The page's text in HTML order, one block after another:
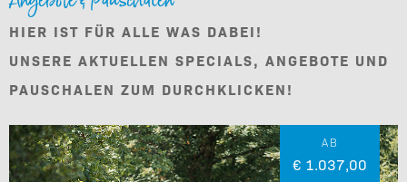
HIER IST FÜR ALLE WAS DABEI!
UNSERE AKTUELLEN SPECIALS, ANGEBOTE UND
PAUSCHALEN ZUM DURCHKLICKEN!
AB
€ 1.037,00